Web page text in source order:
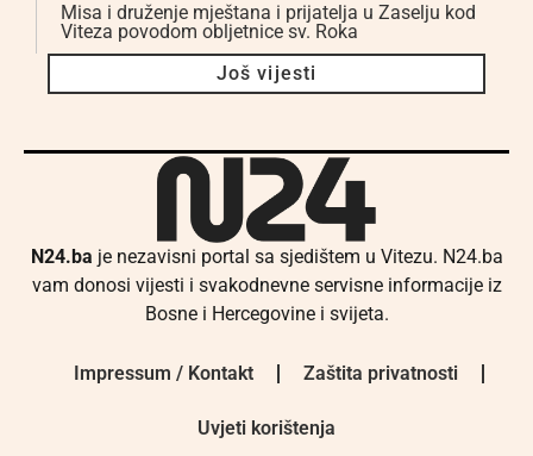
Misa i druženje mještana i prijatelja u Zaselju kod
Viteza povodom obljetnice sv. Roka
Još vijesti
N24.ba je nezavisni portal sa sjedištem u Vitezu. N24.ba
vam donosi vijesti i svakodnevne servisne informacije iz
Bosne i Hercegovine i svijeta.
Impressum / Kontakt Zaštita privatnosti
Uvjeti korištenja